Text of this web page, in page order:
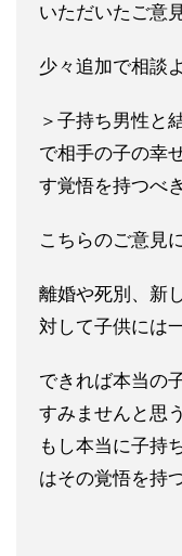
いただいたご意
少々追加で相談
＞子持ち男性と
で相手の子の幸
す覚悟を持つべき
こちらのご意見
離婚や死別、新
対して子供には
できれば本当の
すみませんと思う
もし本当に子持
はその覚悟を持